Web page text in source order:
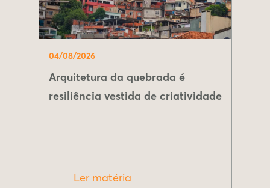
04/08/2026
Arquitetura da quebrada é
resiliência vestida de criatividade
Ler matéria